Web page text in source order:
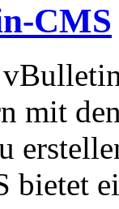
CMS
mit
bietet